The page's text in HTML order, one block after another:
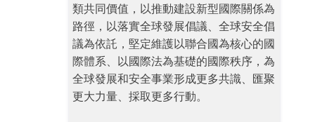
類共同價值，以推動建設新型國際關係為
路徑，以落實全球發展倡議、全球安全倡
議為依託，堅定維護以聯合國為核心的國
際體系、以國際法為基礎的國際秩序，為
全球發展和安全事業形成更多共識、匯聚
更大力量、採取更多行動。